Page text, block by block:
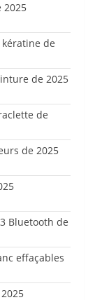
2025
de
de 2025
de
de 2025
Bluetooth de
effaçables